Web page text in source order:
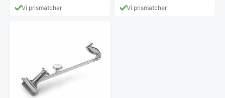
Vi prismatcher Vi prismatcher